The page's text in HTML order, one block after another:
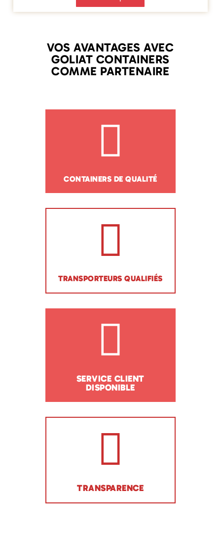
VOS AVANTAGES AVEC
GOLIAT CONTAINERS
COMME PARTENAIRE
CONTAINERS DE QUALITÉ
TRANSPORTEURS QUALIFIÉS
SERVICE CLIENT
DISPONIBLE
TRANSPARENCE